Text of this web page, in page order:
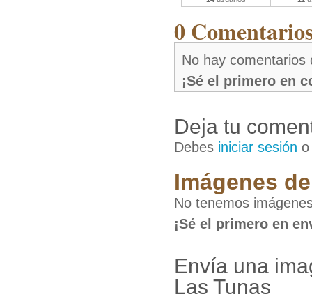
0
No hay comentarios
¡Sé el primero en
Deja tu
Debes iniciar sesión
Imágenes
No tenemos
¡Sé el primero en
Envía una
Las Tunas